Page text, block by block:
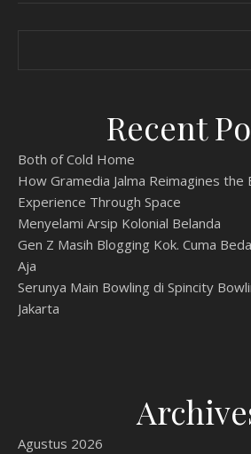
Recent
Both of Cold Home
How Gramedia Jalma Reimagines the
Experience Through Space
Menyelami Arsip Kolonial Belanda
Gen Z Masih Blogging Kok. Cuma
Aja
Serunya Main Bowling di Spincity
Jakarta
Agustus 2026